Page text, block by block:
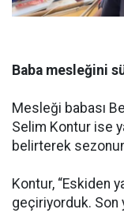
Baba mesleğini
Mesleği babası
Selim Kontur ise
belirterek sezonun
Kontur, “Eskiden
geçiriyorduk. Son